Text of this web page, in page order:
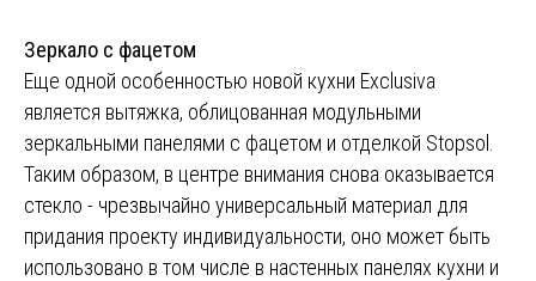
Зеркало с фацетом
Еще одной особенностью новой кухни Exclusiva
является вытяжка, облицованная модульными
зеркальными панелями с фацетом и отделкой Stopsol.
Таким образом, в центре внимания снова оказывается
стекло - чрезвычайно универсальный материал для
придания проекту индивидуальности, оно может быть
использовано в том числе в настенных панелях кухни и